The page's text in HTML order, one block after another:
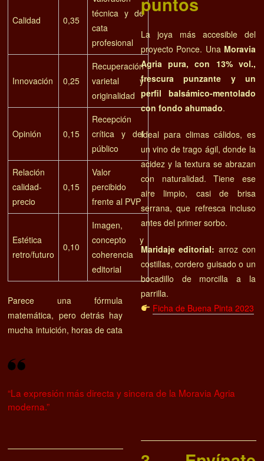
Calidad 0,35
técnica y de
cata
profesional
Innovación 0,25
Recuperación
varietal y
originalidad
Opinión 0,15
Recepción
crítica y del
público
Relación
calidad-
precio
0,15
Valor
percibido
frente al PVP
Estética
retro/futuro
0,10
Imagen,
concepto y
coherencia
editorial
Parece una fórmula
matemática, pero detrás hay
mucha intuición, horas de cata
La joya más accesible del
proyecto Ponce. Una Moravia
Agria pura, con 13% vol.,
frescura punzante y un
perfil balsámico-mentolado
con fondo ahumado.
Ideal para climas cálidos, es
un vino de trago ágil, donde la
acidez y la textura se abrazan
con naturalidad. Tiene ese
aire limpio, casi de brisa
serrana, que refresca incluso
antes del primer sorbo.
Maridaje editorial: arroz con
costillas, cordero guisado o un
bocadillo de morcilla a la
parrilla.
Ficha de Buena Pinta 2023
“La expresión más directa y sincera de la Moravia Agria
moderna.”